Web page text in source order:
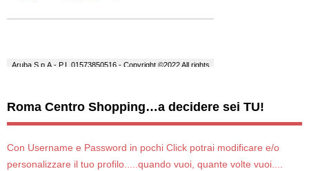
Roma Centro Shopping…a decidere sei TU!
Con Username e Password in pochi Click potrai modificare e/o
personalizzare il tuo profilo.....quando vuoi, quante volte vuoi....